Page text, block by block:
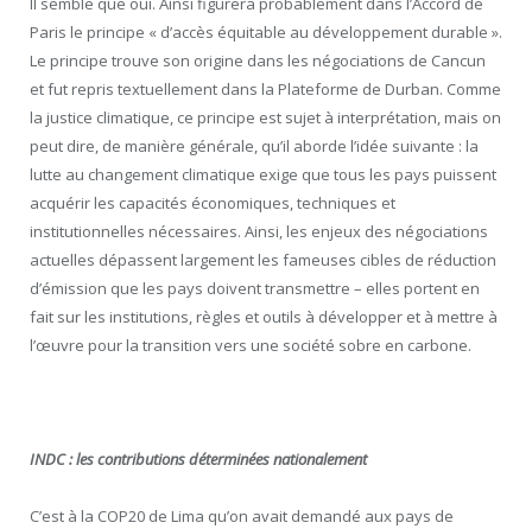
Paris le principe « d’accès équitable au développement durable ».
Le principe trouve son origine dans les négociations de Cancun
et fut repris textuellement dans la Plateforme de Durban. Comme
la justice climatique, ce principe est sujet à interprétation, mais on
peut dire, de manière générale, qu’il aborde l’idée suivante : la
lutte au changement climatique exige que tous les pays puissent
acquérir les capacités économiques, techniques et
institutionnelles nécessaires. Ainsi, les enjeux des négociations
actuelles dépassent largement les fameuses cibles de réduction
d’émission que les pays doivent transmettre – elles portent en
fait sur les institutions, règles et outils à développer et à mettre à
l’œuvre pour la transition vers une société sobre en carbone.
INDC : les contributions déterminées nationalement
C’est à la COP20 de Lima qu’on avait demandé aux pays de